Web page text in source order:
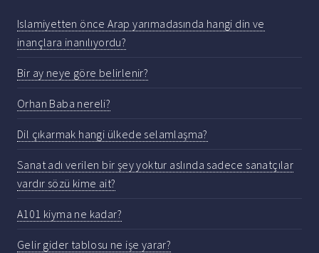
Islamiyetten önce Arap yarımadasında hangi din ve
inançlara inanılıyordu?
Bir ay neye göre belirlenir?
Orhan Baba nereli?
Dil çıkarmak hangi ülkede selamlaşma?
Sanat adı verilen bir şey yoktur aslında sadece sanatçılar
vardır sözü kime ait?
A101 kiyma ne kadar?
Gelir gider tablosu ne işe yarar?